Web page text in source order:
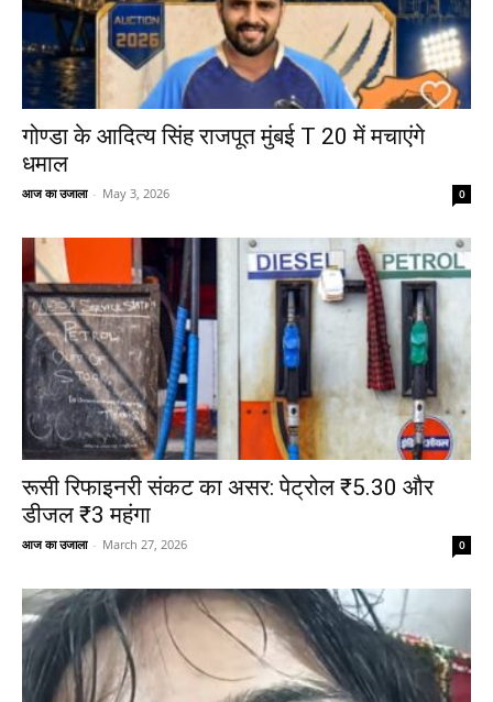
गोण्डा के आदित्य सिंह राजपूत मुंबई T 20 में मचाएंगे
धमाल
आज का उजाला - May 3, 2026 0
रूसी रिफाइनरी संकट का असर: पेट्रोल ₹5.30 और
डीजल ₹3 महंगा
आज का उजाला - March 27, 2026 0